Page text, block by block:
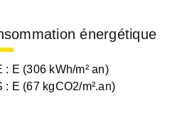
énergétique
: E (306 kWh/m² an)
: E (67 kgCO2/m².an)